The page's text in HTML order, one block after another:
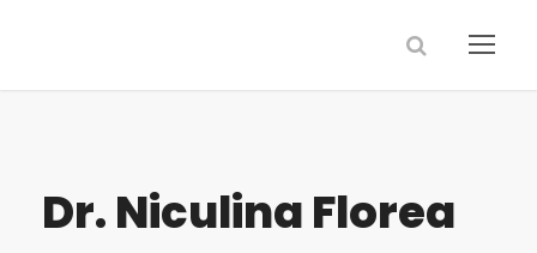
Dr. Niculina Florea